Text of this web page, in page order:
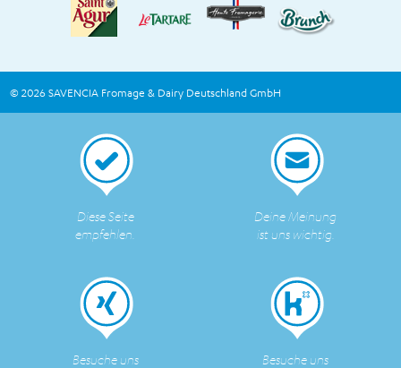
© 2026 SAVENCIA Fromage & Dairy Deutschland GmbH
Diese Seite
empfehlen.
Deine Meinung
ist uns wichtig.
Besuche uns
Besuche uns